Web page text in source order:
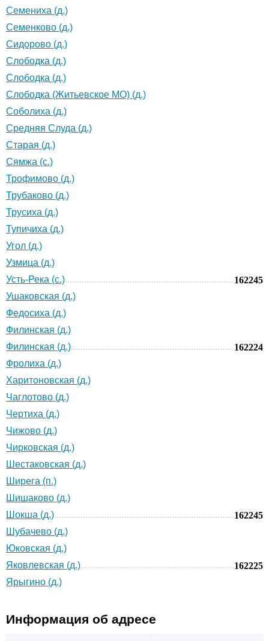
Семениха (д.)
Семенково (д.)
Сидорово (д.)
Слободка (д.)
Слободка (д.)
Слободка (Житьевское МО) (д.)
Соболиха (д.)
Средняя Слуда (д.)
Старая (д.)
Сямжа (с.)
Трофимово (д.)
Трубаково (д.)
Трусиха (д.)
Тупичиха (д.)
Угол (д.)
Узмица (д.)
Усть-Река (с.)
162245
Ушаковская (д.)
Федосиха (д.)
Филинская (д.)
Филинская (д.)
162224
Фролиха (д.)
Харитоновская (д.)
Чаглотово (д.)
Чертиха (д.)
Чижово (д.)
Чирковская (д.)
Шестаковская (д.)
Ширега (п.)
Шишаково (д.)
Шокша (д.)
162245
Шубачево (д.)
Юковская (д.)
Яковлевская (д.)
162225
Ярыгино (д.)
Информация об адресе